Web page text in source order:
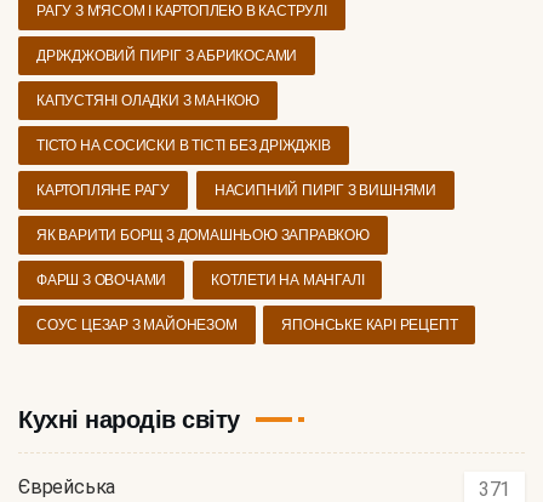
РАГУ З М'ЯСОМ І КАРТОПЛЕЮ В КАСТРУЛІ
ДРІЖДЖОВИЙ ПИРІГ З АБРИКОСАМИ
КАПУСТЯНІ ОЛАДКИ З МАНКОЮ
ТІСТО НА СОСИСКИ В ТІСТІ БЕЗ ДРІЖДЖІВ
КАРТОПЛЯНЕ РАГУ НАСИПНИЙ ПИРІГ З ВИШНЯМИ
ЯК ВАРИТИ БОРЩ З ДОМАШНЬОЮ ЗАПРАВКОЮ
ФАРШ З ОВОЧАМИ КОТЛЕТИ НА МАНГАЛІ
СОУС ЦЕЗАР З МАЙОНЕЗОМ ЯПОНСЬКЕ КАРІ РЕЦЕПТ
Кухні народів світу
Єврейська 371